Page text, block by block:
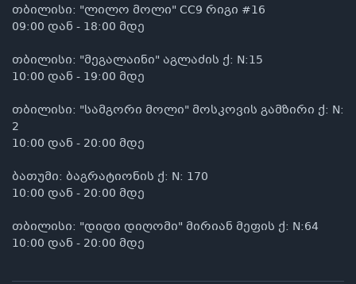
თბილისი: "ლილო მოლი" CC9 რიგი #16
09:00 დან - 18:00 მდე
თბილისი: "მეგალაინი" აგლაძის ქ: N:15
10:00 დან - 19:00 მდე
თბილისი: "სამგორი მოლი" მოსკოვის გამზირი ქ: N:
2
10:00 დან - 20:00 მდე
ბათუმი: ბაგრატიონის ქ: N: 170
10:00 დან - 20:00 მდე
თბილისი: "დიდი დიღომი" მირიან მეფის ქ: N:64
10:00 დან - 20:00 მდე